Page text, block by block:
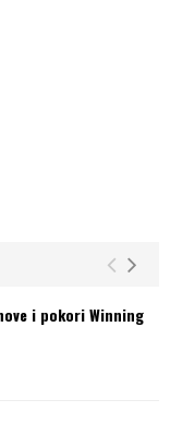
i pokori Winning